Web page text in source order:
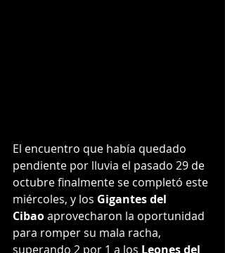
El encuentro que había quedado
pendiente por lluvia el pasado 29 de
octubre finalmente se completó este
miércoles, y los Gigantes del
Cibao aprovecharon la oportunidad
para romper su mala racha,
superando 2 por 1 a los Leones del